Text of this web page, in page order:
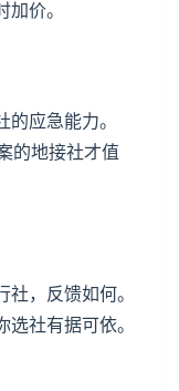
价。
应急能力。
的地接社才值
，反馈如何。
社有据可依。